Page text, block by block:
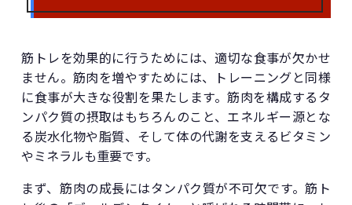
筋トレを効果的に行うためには、適切な食事が欠かせ
ません。筋肉を増やすためには、トレーニングと同様
に食事が大きな役割を果たします。筋肉を構成するタ
ンパク質の摂取はもちろんのこと、エネルギー源とな
る炭水化物や脂質、そして体の代謝を支えるビタミン
やミネラルも重要です。
まず、筋肉の成長にはタンパク質が不可欠です。筋ト